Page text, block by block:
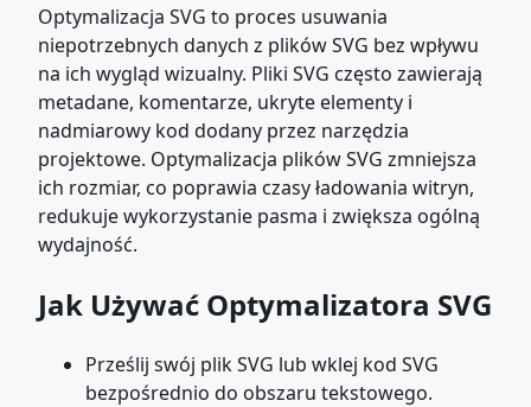
Optymalizacja SVG to proces usuwania
niepotrzebnych danych z plików SVG bez wpływu
na ich wygląd wizualny. Pliki SVG często zawierają
metadane, komentarze, ukryte elementy i
nadmiarowy kod dodany przez narzędzia
projektowe. Optymalizacja plików SVG zmniejsza
ich rozmiar, co poprawia czasy ładowania witryn,
redukuje wykorzystanie pasma i zwiększa ogólną
wydajność.
Jak Używać Optymalizatora SVG
Prześlij swój plik SVG lub wklej kod SVG
bezpośrednio do obszaru tekstowego.